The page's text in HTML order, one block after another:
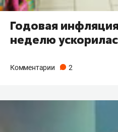
Годовая
неделю
Комментарии 2